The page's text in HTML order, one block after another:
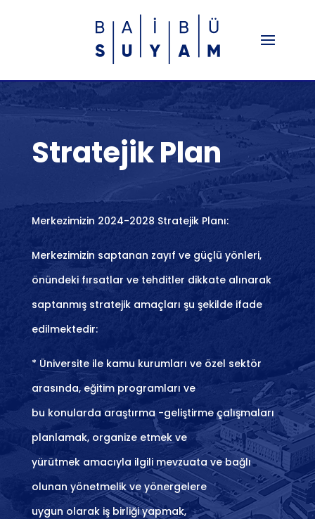
Stratejik Plan
Merkezimizin 2024-2028 Stratejik Planı:
Merkezimizin saptanan zayıf ve güçlü yönleri,
önündeki fırsatlar ve tehditler dikkate alınarak
saptanmış stratejik amaçları şu şekilde ifade
edilmektedir:
* Üniversite ile kamu kurumları ve özel sektör
arasında, eğitim programları ve
bu konularda araştırma -geliştirme çalışmaları
planlamak, organize etmek ve
yürütmek amacıyla ilgili mevzuata ve bağlı
olunan yönetmelik ve yönergelere
uygun olarak iş birliği yapmak,